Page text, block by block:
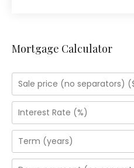
Mortgage Calculator